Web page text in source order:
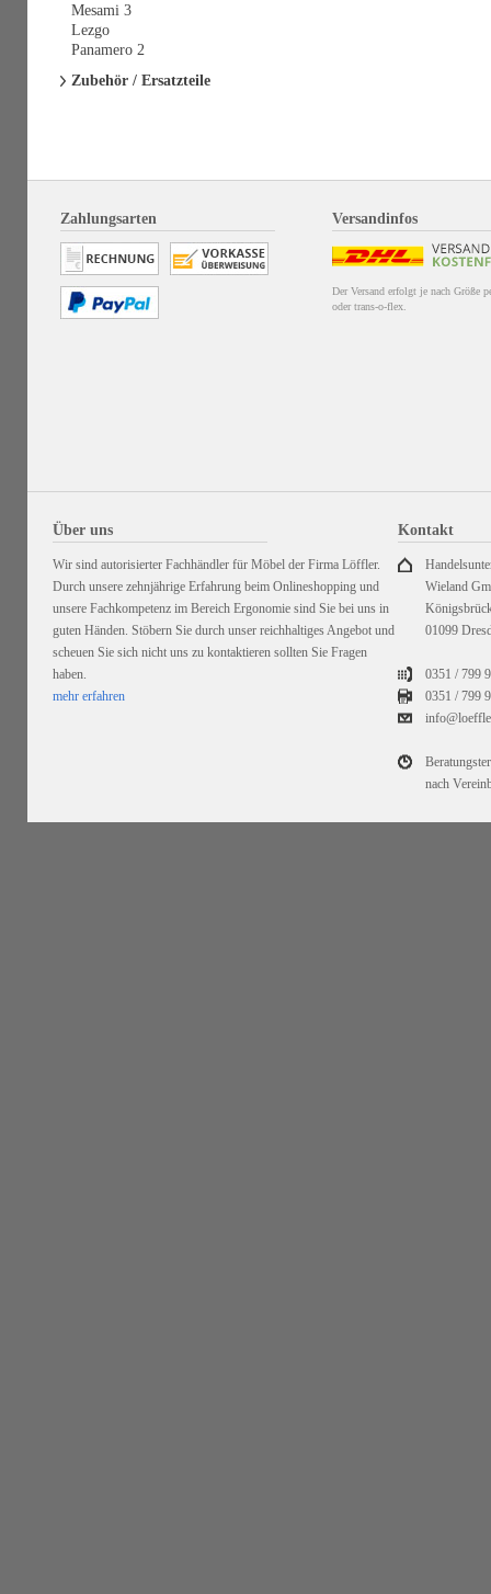
Mesami 3
Lezgo
Panamero 2
Zubehör / Ersatzteile
Zahlungsarten Versandinfos
Der Versand erfolgt je nach Größe
oder trans-o-flex.
Über uns
Wir sind autorisierter Fachhändler für Möbel der Firma Löffler.
Durch unsere zehnjährige Erfahrung beim Onlineshopping und
unsere Fachkompetenz im Bereich Ergonomie sind Sie bei uns in
guten Händen. Stöbern Sie durch unser reichhaltiges Angebot und
scheuen Sie sich nicht uns zu kontaktieren sollten Sie Fragen
haben.
mehr erfahren
Kontakt
Wieland
01099
0351 / 799
0351 /799
nach